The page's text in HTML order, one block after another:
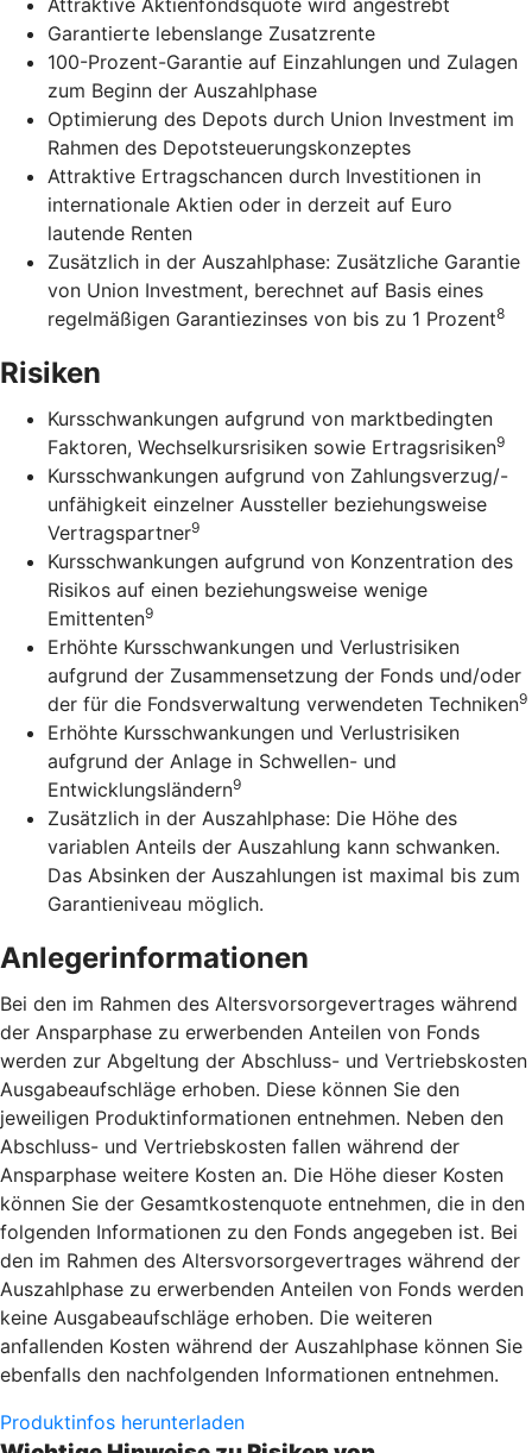
Garantierte lebenslange Zusatzrente
100-Prozent-Garantie auf Einzahlungen und Zulagen
zum Beginn der Auszahlphase
Optimierung des Depots durch Union Investment im
Rahmen des Depotsteuerungskonzeptes
Attraktive Ertragschancen durch Investitionen in
internationale Aktien oder in derzeit auf Euro
lautende Renten
Zusätzlich in der Auszahlphase: Zusätzliche Garantie
von Union Investment, berechnet auf Basis eines
regelmäßigen Garantiezinses von bis zu 1 Prozent8
Risiken
Kursschwankungen aufgrund von marktbedingten
Faktoren, Wechselkursrisiken sowie Ertragsrisiken9
Kursschwankungen aufgrund von Zahlungsverzug/-
unfähigkeit einzelner Aussteller beziehungsweise
Vertragspartner9
Kursschwankungen aufgrund von Konzentration des
Risikos auf einen beziehungsweise wenige
Emittenten9
Erhöhte Kursschwankungen und Verlustrisiken
aufgrund der Zusammensetzung der Fonds und/oder
der für die Fondsverwaltung verwendeten Techniken9
Erhöhte Kursschwankungen und Verlustrisiken
aufgrund der Anlage in Schwellen- und
Entwicklungsländern9
Zusätzlich in der Auszahlphase: Die Höhe des
variablen Anteils der Auszahlung kann schwanken.
Das Absinken der Auszahlungen ist maximal bis zum
Garantieniveau möglich.
Anlegerinformationen
Bei den im Rahmen des Altersvorsorgevertrages während
der Ansparphase zu erwerbenden Anteilen von Fonds
werden zur Abgeltung der Abschluss- und Vertriebskosten
Ausgabeaufschläge erhoben. Diese können Sie den
jeweiligen Produktinformationen entnehmen. Neben den
Abschluss- und Vertriebskosten fallen während der
Ansparphase weitere Kosten an. Die Höhe dieser Kosten
können Sie der Gesamtkostenquote entnehmen, die in den
folgenden Informationen zu den Fonds angegeben ist. Bei
den im Rahmen des Altersvorsorgevertrages während der
Auszahlphase zu erwerbenden Anteilen von Fonds werden
keine Ausgabeaufschläge erhoben. Die weiteren
anfallenden Kosten während der Auszahlphase können Sie
ebenfalls den nachfolgenden Informationen entnehmen.
Produktinfos herunterladen